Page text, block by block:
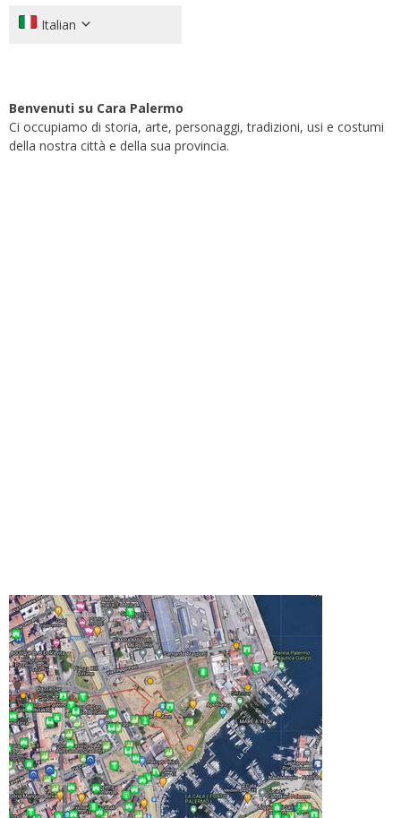
Italian
Benvenuti su Cara Palermo
Ci occupiamo di storia, arte, personaggi, tradizioni, usi e costumi
della nostra città e della sua provincia.